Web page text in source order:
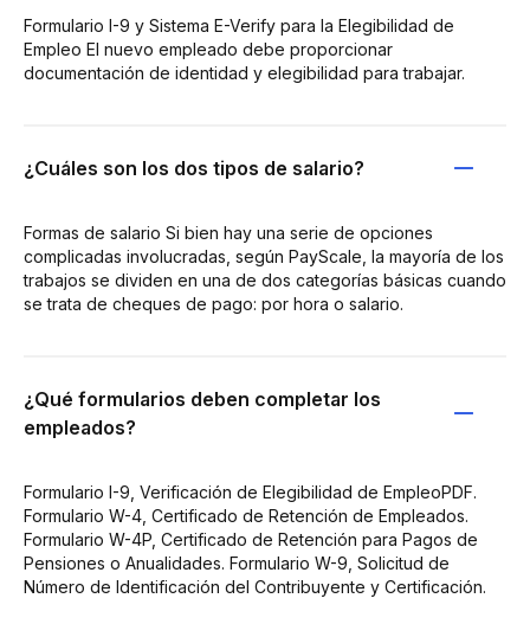
Formulario I-9 y Sistema E-Verify para la Elegibilidad de
Empleo El nuevo empleado debe proporcionar
documentación de identidad y elegibilidad para trabajar.
¿Cuáles son los dos tipos de salario?
Formas de salario Si bien hay una serie de opciones
complicadas involucradas, según PayScale, la mayoría de los
trabajos se dividen en una de dos categorías básicas cuando
se trata de cheques de pago: por hora o salario.
¿Qué formularios deben completar los
empleados?
Formulario I-9, Verificación de Elegibilidad de EmpleoPDF.
Formulario W-4, Certificado de Retención de Empleados.
Formulario W-4P, Certificado de Retención para Pagos de
Pensiones o Anualidades. Formulario W-9, Solicitud de
Número de Identificación del Contribuyente y Certificación.